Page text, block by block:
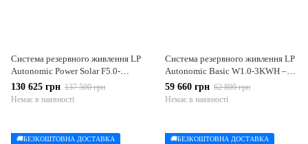
Система резервного живлення LP
Autonomic Power Solar F5.0-
7KWH
130 625 грн 137 500 грн
Немає в наявності
Система резервного живлення LP
Autonomic Basic W1.0-3KWH –
настінний
59 660 грн 62 800 грн
Немає в наявності
🚚БЕЗКОШТОВНА ДОСТАВКА 🚚БЕЗКОШТОВНА ДОСТАВКА